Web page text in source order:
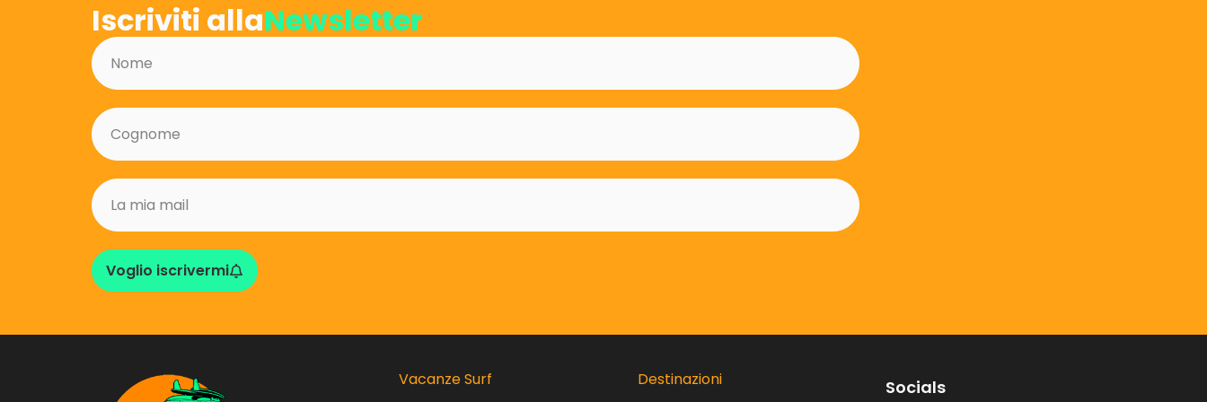
Iscriviti allaNewsletter
Voglio iscrivermi
Vacanze Surf
Destinazioni
Socials